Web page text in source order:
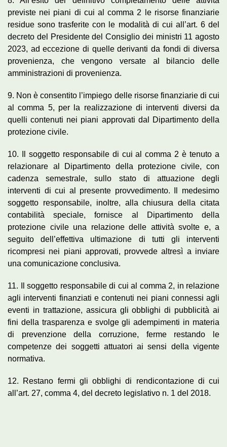
previste nei piani di cui al comma 2 le risorse finanziarie
residue sono trasferite con le modalità di cui all’art. 6 del
decreto del Presidente del Consiglio dei ministri 11 agosto
2023, ad eccezione di quelle derivanti da fondi di diversa
provenienza, che vengono versate al bilancio delle
amministrazioni di provenienza.
9. Non è consentito l’impiego delle risorse finanziarie di cui
al comma 5, per la realizzazione di interventi diversi da
quelli contenuti nei piani approvati dal Dipartimento della
protezione civile.
10. Il soggetto responsabile di cui al comma 2 è tenuto a
relazionare al Dipartimento della protezione civile, con
cadenza semestrale, sullo stato di attuazione degli
interventi di cui al presente provvedimento. Il medesimo
soggetto responsabile, inoltre, alla chiusura della citata
contabilità speciale, fornisce al Dipartimento della
protezione civile una relazione delle attività svolte e, a
seguito dell’effettiva ultimazione di tutti gli interventi
ricompresi nei piani approvati, provvede altresì a inviare
una comunicazione conclusiva.
11. Il soggetto responsabile di cui al comma 2, in relazione
agli interventi finanziati e contenuti nei piani connessi agli
eventi in trattazione, assicura gli obblighi di pubblicità ai
fini della trasparenza e svolge gli adempimenti in materia
di prevenzione della corruzione, ferme restando le
competenze dei soggetti attuatori ai sensi della vigente
normativa.
12. Restano fermi gli obblighi di rendicontazione di cui
all’art. 27, comma 4, del decreto legislativo n. 1 del 2018.